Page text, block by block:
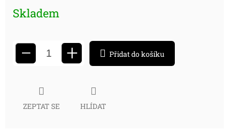
Skladem
− + Přidat do košíku
ZEPTAT SE HLÍDAT